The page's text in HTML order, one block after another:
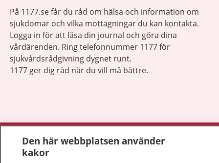
På 1177.se får du råd om hälsa och information om
sjukdomar och vilka mottagningar du kan kontakta.
Logga in för att läsa din journal och göra dina
vårdärenden. Ring telefonnummer 1177 för
sjukvårdsrådgivning dygnet runt.
1177 ger dig råd när du vill må bättre.
1177 på flera språk
Den här webbplatsen använder
kakor